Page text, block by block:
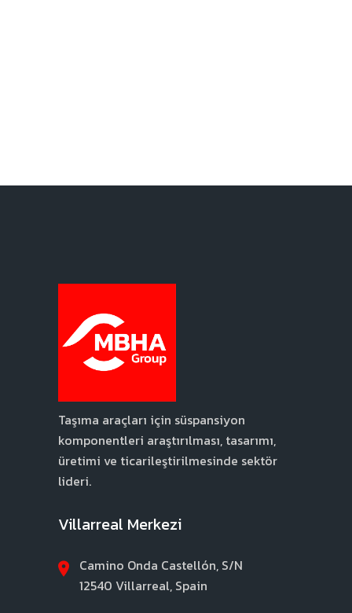
Taşıma araçları için süspansiyon
komponentleri araştırılması, tasarımı,
üretimi ve ticarileştirilmesinde sektör
lideri.
Villarreal Merkezi
Camino Onda Castellón, S/N
12540 Villarreal, Spain